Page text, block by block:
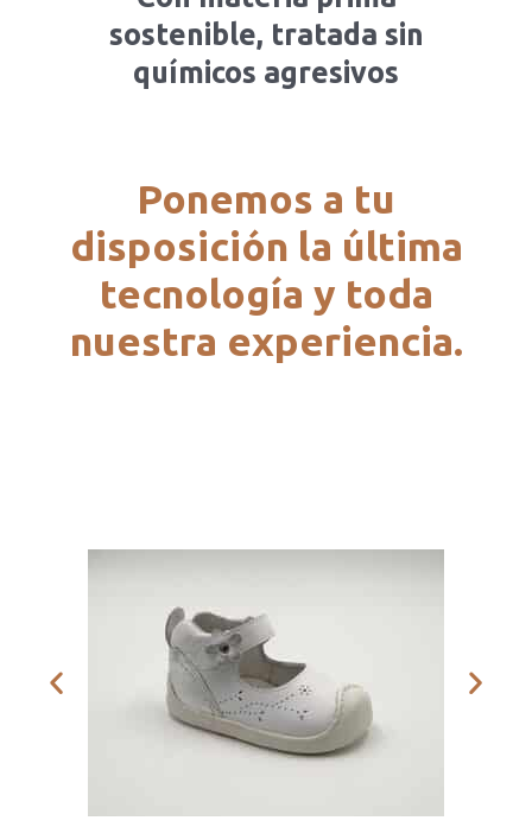
sostenible, tratada sin
químicos agresivos
Ponemos a tu
disposición la última
tecnología y toda
nuestra experiencia.